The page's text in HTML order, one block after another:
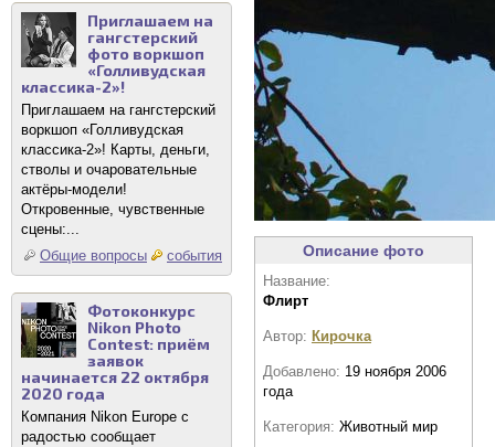
Приглашаем на
гангстерский
фото воркшоп
«Голливудская
классика-2»!
Приглашаем на гангстерский
воркшоп «Голливудская
классика-2»! Карты, деньги,
стволы и очаровательные
актёры-модели!
Откровенные, чувственные
сцены:...
Общие вопросы
события
Фотоконкурс
Nikon Photo
Contest: приём
заявок
начинается 22 октября
2020 года
Компания Nikon Europe с
радостью сообщает
Описание фото
Название:
Флирт
Автор: Кирочка
Добавлено: 19 ноября 2006
года
Категория: Животный мир